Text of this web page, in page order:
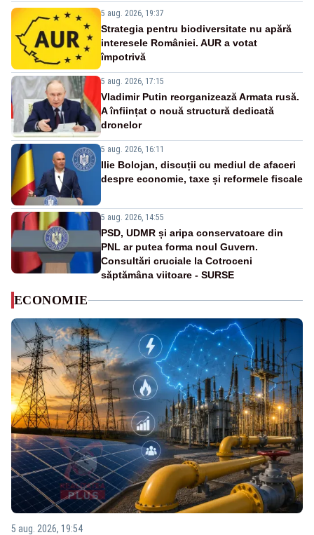
5 aug. 2026, 19:37
Strategia pentru biodiversitate nu apără
interesele României. AUR a votat
împotrivă
5 aug. 2026, 17:15
Vladimir Putin reorganizează Armata rusă.
A înființat o nouă structură dedicată
dronelor
5 aug. 2026, 16:11
Ilie Bolojan, discuții cu mediul de afaceri
despre economie, taxe și reformele fiscale
5 aug. 2026, 14:55
PSD, UDMR și aripa conservatoare din
PNL ar putea forma noul Guvern.
Consultări cruciale la Cotroceni
săptămâna viitoare - SURSE
ECONOMIE
5 aug. 2026, 19:54